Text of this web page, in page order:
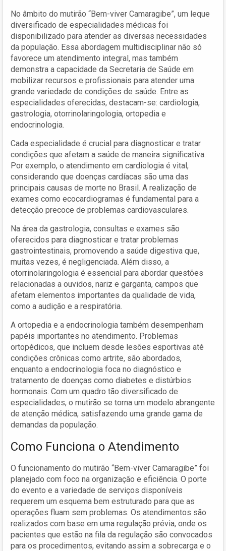
No âmbito do mutirão “Bem-viver Camaragibe”, um leque
diversificado de especialidades médicas foi
disponibilizado para atender as diversas necessidades
da população. Essa abordagem multidisciplinar não só
favorece um atendimento integral, mas também
demonstra a capacidade da Secretaria de Saúde em
mobilizar recursos e profissionais para atender uma
grande variedade de condições de saúde. Entre as
especialidades oferecidas, destacam-se: cardiologia,
gastrologia, otorrinolaringologia, ortopedia e
endocrinologia.
Cada especialidade é crucial para diagnosticar e tratar
condições que afetam a saúde de maneira significativa.
Por exemplo, o atendimento em cardiologia é vital,
considerando que doenças cardíacas são uma das
principais causas de morte no Brasil. A realização de
exames como ecocardiogramas é fundamental para a
detecção precoce de problemas cardiovasculares.
Na área da gastrologia, consultas e exames são
oferecidos para diagnosticar e tratar problemas
gastrointestinais, promovendo a saúde digestiva que,
muitas vezes, é negligenciada. Além disso, a
otorrinolaringologia é essencial para abordar questões
relacionadas a ouvidos, nariz e garganta, campos que
afetam elementos importantes da qualidade de vida,
como a audição e a respiratória.
A ortopedia e a endocrinologia também desempenham
papéis importantes no atendimento. Problemas
ortopédicos, que incluem desde lesões esportivas até
condições crônicas como artrite, são abordados,
enquanto a endocrinologia foca no diagnóstico e
tratamento de doenças como diabetes e distúrbios
hormonais. Com um quadro tão diversificado de
especialidades, o mutirão se torna um modelo abrangente
de atenção médica, satisfazendo uma grande gama de
demandas da população.
Como Funciona o Atendimento
O funcionamento do mutirão “Bem-viver Camaragibe” foi
planejado com foco na organização e eficiência. O porte
do evento e a variedade de serviços disponíveis
requerem um esquema bem estruturado para que as
operações fluam sem problemas. Os atendimentos são
realizados com base em uma regulação prévia, onde os
pacientes que estão na fila da regulação são convocados
para os procedimentos, evitando assim a sobrecarga e o